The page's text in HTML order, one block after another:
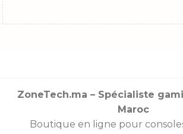
ZoneTech.ma – Spécialiste
Maroc
Boutique en ligne pour